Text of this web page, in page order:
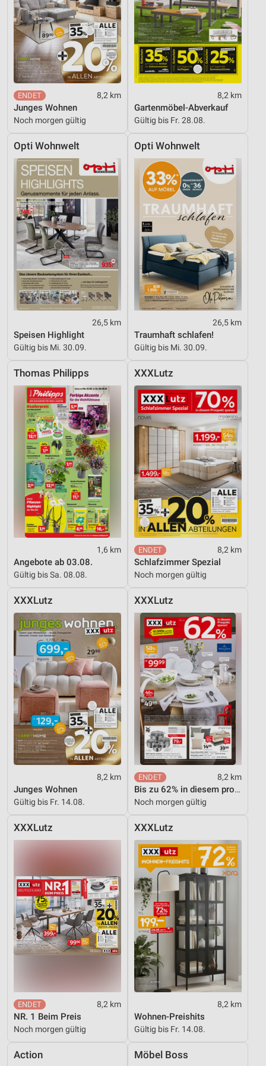
8,2 km
Junges Wohnen
Noch morgen gültig
8,2 km
Gartenmöbel-Abverkauf
Gültig bis Fr. 28.08.
Opti Wohnwelt
26,5 km
Speisen Highlight
Gültig bis Mi. 30.09.
Opti Wohnwelt
26,5 km
Traumhaft schlafen!
Gültig bis Mi. 30.09.
Thomas Philipps
1,6 km
Angebote ab 03.08.
Gültig bis Sa. 08.08.
XXXLutz
8,2 km
Schlafzimmer Spezial
Noch morgen gültig
XXXLutz
8,2 km
Junges Wohnen
Gültig bis Fr. 14.08.
XXXLutz
8,2 km
Bis zu 62% in diesem prospekt
Noch morgen gültig
XXXLutz
8,2 km
NR. 1 Beim Preis
Noch morgen gültig
XXXLutz
8,2 km
Wohnen-Preishits
Gültig bis Fr. 14.08.
Action Möbel Boss